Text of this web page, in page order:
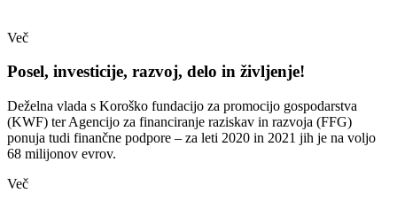
Več
Posel, investicije, razvoj, delo in življenje!
Deželna vlada s Koroško fundacijo za promocijo gospodarstva
(KWF) ter Agencijo za financiranje raziskav in razvoja (FFG)
ponuja tudi finančne podpore – za leti 2020 in 2021 jih je na voljo
68 milijonov evrov.
Več